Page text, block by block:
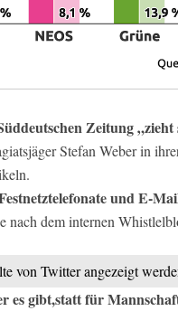
Zeitung „zieht
Stefan Weber in
und E-
nach dem internen
von Twitter angezeigt
es gibt,statt für